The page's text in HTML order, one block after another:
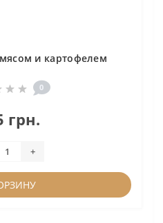
и картофелем
0
грн.
+